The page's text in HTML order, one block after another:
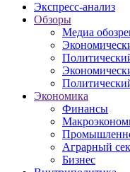
Экспресс-анализ
Обзоры
Медиа
Экономика
Финансы
Аграрный
Бизнес